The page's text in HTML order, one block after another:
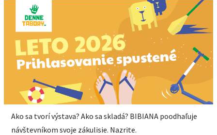
Ako sa tvorí výstava? Ako sa skladá? BIBIANA poodhaľuje
návštevníkom svoje zákulisie. Nazrite.